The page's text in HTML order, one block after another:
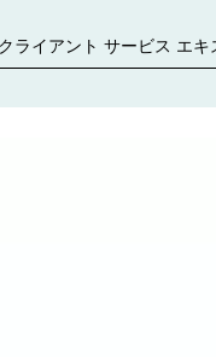
ライアント サービス エキ
せてパーソナライズされ